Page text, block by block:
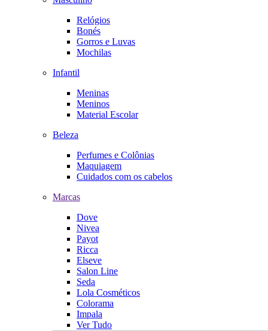
Relógios
Bonés
Gorros e Luvas
Mochilas
Infantil
Meninas
Meninos
Material Escolar
Beleza
Perfumes e Colônias
Maquiagem
Cuidados com os cabelos
Marcas
Dove
Nivea
Payot
Ricca
Elseve
Salon Line
Seda
Lola Cosméticos
Colorama
Impala
Ver Tudo